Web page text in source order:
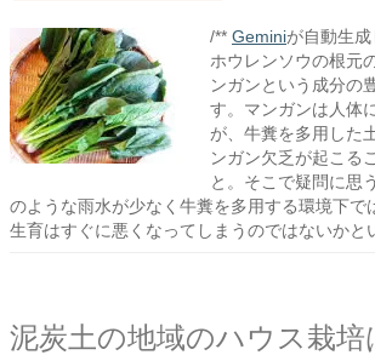
/** Geminiが自動生
ホウレンソウの根元
ンガンという成分の
す。マンガンは人体
が、牛糞を多用した
ンガン欠乏が起こる
と。そこで疑問に思
のような雨水が少なく牛糞を多用する環境下で
生育はすぐに悪くなってしまうのではないかと